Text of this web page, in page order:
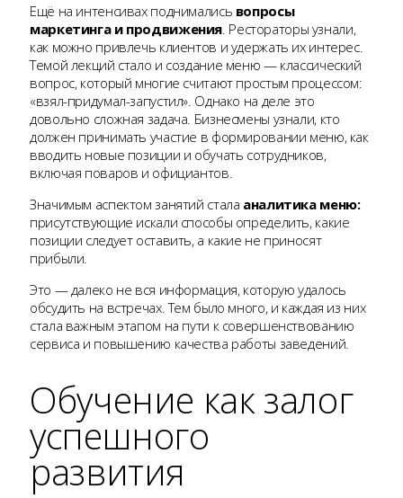
Ещё на интенсивах поднимались вопросы
маркетинга и продвижения . Рестораторы узнали,
как можно привлечь клиентов и удержать их интерес.
Темой лекций стало и создание меню — классический
вопрос, который многие считают простым процессом:
«взял-придумал-запустил». Однако на деле это
довольно сложная задача. Бизнесмены узнали, кто
должен принимать участие в формировании меню, как
вводить новые позиции и обучать сотрудников,
включая поваров и официантов.
Значимым аспектом занятий стала аналитика меню:
присутствующие искали способы определить, какие
позиции следует оставить, а какие не приносят
прибыли.
Это — далеко не вся информация, которую удалось
обсудить на встречах. Тем было много, и каждая из них
стала важным этапом на пути к совершенствованию
сервиса и повышению качества работы заведений.
Обучение как залог
успешного
развития